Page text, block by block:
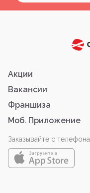
Акции
Вакансии
Франшиза
Моб. Приложение
Заказывайте с телефона